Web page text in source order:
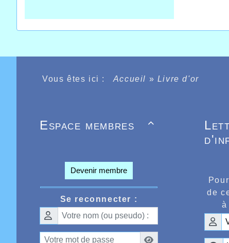
Vous êtes ici : Accueil » Livre d'or

Espace membres
Devenir membre
Se reconnecter :
de
à